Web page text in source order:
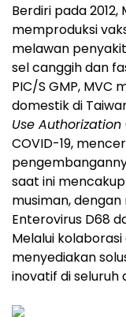
Berdiri pada
memproduksi
melawan
sel canggih dan
PIC/S GMP,
domestik di
Use Authorization
COVID-19,
saat ini
musiman,
Enterovirus D68
Melalui
menyediakan
inovatif di seluruh